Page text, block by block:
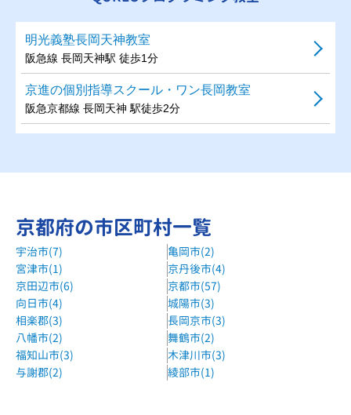
明光義塾長岡天神教室
阪急線 長岡天神駅 徒歩1分
京進の個別指導スクール・ワン長岡教室
阪急京都線 長岡天神 駅徒歩2分
京都府の市区町村一覧
宇治市(7)
亀岡市(2)
宮津市(1)
京丹後市(4)
京田辺市(6)
京都市(57)
向日市(4)
城陽市(3)
相楽郡(3)
長岡京市(3)
八幡市(2)
舞鶴市(2)
福知山市(3)
木津川市(3)
与謝郡(2)
綾部市(1)